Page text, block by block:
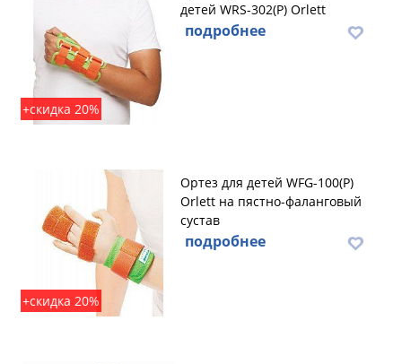
+скидка 20%
детей WRS-302(P) Orlett
подробнее
+скидка 20%
Ортез для детей WFG-100(P)
Orlett на пястно-фаланговый
сустав
подробнее